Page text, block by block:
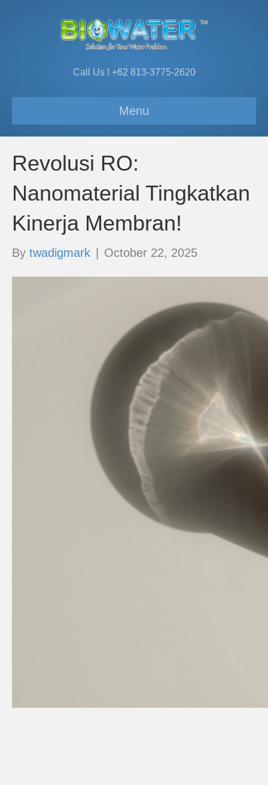
Call Us ! +62 813-3775-2620
Menu
Revolusi RO:
Nanomaterial Tingkatkan
Kinerja Membran!
By twadigmark October 22, 2025